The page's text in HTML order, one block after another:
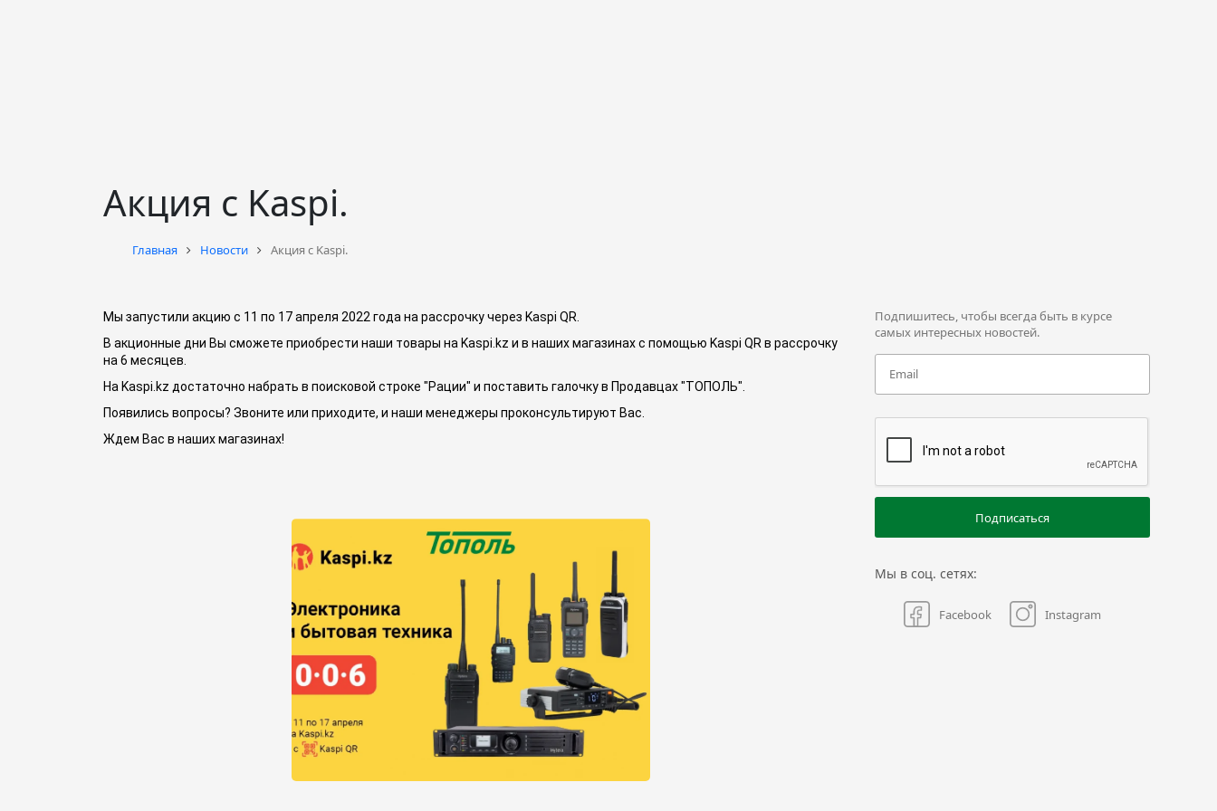
Акция с Kaspi.
Главная Новости Акция с Kaspi.
Мы запустили акцию с 11 по 17 апреля 2022 года на рассрочку через Kaspi QR.
В акционные дни Вы сможете приобрести наши товары на Kaspi.kz и в наших магазинах с помощью Kaspi QR в рассрочку
на 6 месяцев.
На Kaspi.kz достаточно набрать в поисковой строке "Рации" и поставить галочку в Продавцах "ТОПОЛЬ".
Появились вопросы? Звоните или приходите, и наши менеджеры проконсультируют Вас.
Ждем Вас в наших магазинах!
Подпишитесь, чтобы всегда быть в курсе
самых интересных новостей.
Подписаться
Мы в соц. сетях:
Facebook Instagram